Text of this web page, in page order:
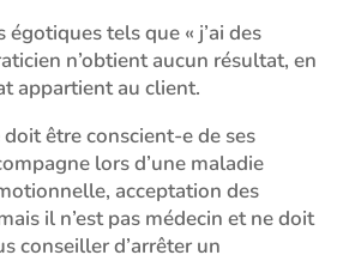
égotiques tels que « j’ai des
n’obtient aucun résultat, en
appartient au client.
être conscient-e de ses
lors d’une maladie
acceptation des
il n’est pas médecin et ne doit
conseiller d’arrêter un